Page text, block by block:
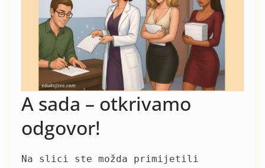
A sada – otkrivamo
odgovor!
Na slici ste možda primijetili